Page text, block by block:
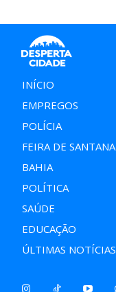
INÍCIO
EMPREGOS
POLÍCIA
FEIRA DE SANTANA
BAHIA
POLÍTICA
SAÚDE
EDUCAÇÃO
ÚLTIMAS NOTÍCIAS